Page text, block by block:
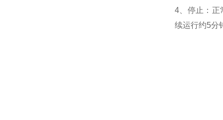
4、停止：正
续运行约5分